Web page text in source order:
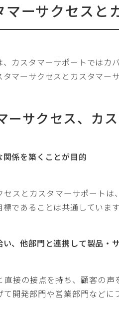
マーサクセスと
カスタマーサポートではカ
タマーサクセスとカスタマー
ーサクセス、カ
係を築くことが目的
セスとカスタマーサポート
であることは共通しています
、他部門と連携して製品・
直接の接点を持ち、顧客の
て開発部門や営業部門など